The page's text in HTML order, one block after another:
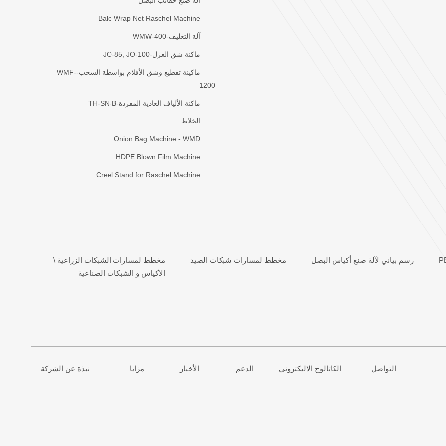
Bale Wrap Net Raschel Machine
آلة التغليف-WMW-400
ماكنة شق الغزل-JO-85, JO-100
ماكينة تقطيع وشق الأفلام بواسطة السحب-WMF-
1200
ماكنة الألياف العادية المفردة-TH-SN-B
الخلاط
Onion Bag Machine - WMD
HDPE Blown Film Machine
Creel Stand for Raschel Machine
مخطط لمسارات الشبكات الزراعية \
الأكياس و الشبكات الصناعية
مخطط لمسارات شبكات الصيد رسم بياني لآلة صنع أكياس البصل
نبذة عن الشركة مزايا الأخبار الدعم الكاتالوج الاليكتروني التواصل